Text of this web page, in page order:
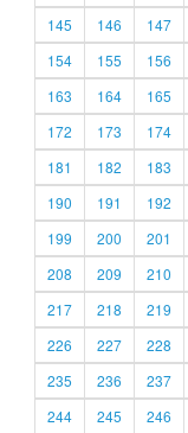
145
146 147
154
155 156
163
164 165
172
173 174
181
182 183
190
191 192
199
200 201
208
209 210
217
218 219
226
227 228
235
236 237
244
245 246